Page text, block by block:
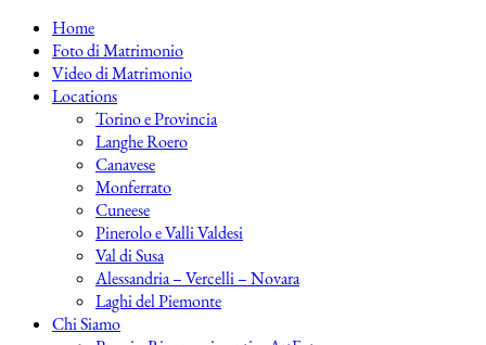
Home
Foto di Matrimonio
Video di Matrimonio
Locations
Torino e Provincia
Langhe Roero
Canavese
Monferrato
Cuneese
Pinerolo e Valli Valdesi
Val di Susa
Alessandria – Vercelli – Novara
Laghi del Piemonte
Chi Siamo